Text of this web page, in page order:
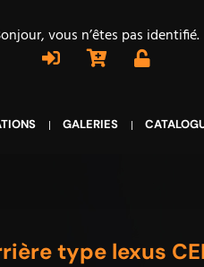
vous n’êtes pas identifié.
GALERIES
type lexus